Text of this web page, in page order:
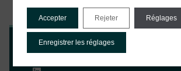
Daisy Ogembo
Accepter Rejeter Réglages
Enregistrer les réglages